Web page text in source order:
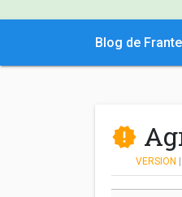
Blog de
VERSION